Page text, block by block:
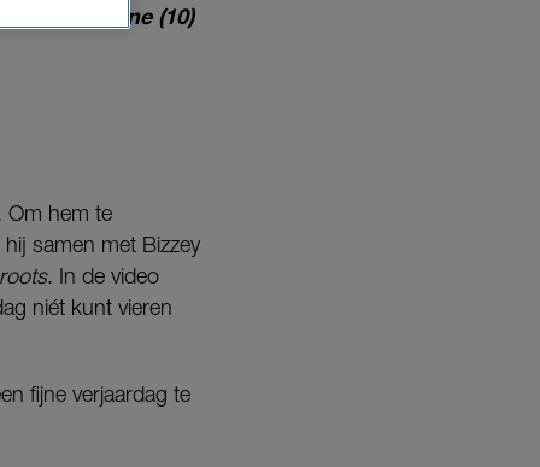
bakt Kayne (10)
Om hem te
samen met Bizzey
roots. In de video
niét kunt vieren
fijne verjaardag te